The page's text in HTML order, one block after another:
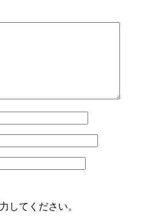
してください。